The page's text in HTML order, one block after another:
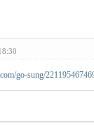
go-sung/